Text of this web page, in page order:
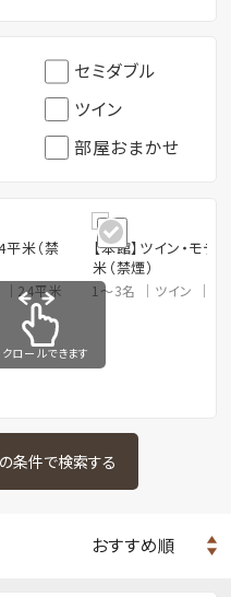
セミダブル
ツイン
部屋おまかせ
平米（禁
24平米
【本館】ツイン・モデ
米（禁煙）
1～3名 ツイン
クロールできます